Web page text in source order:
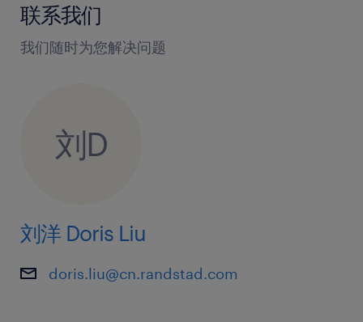
联系我们
我们随时为您解决问题
刘D
刘洋 Doris Liu
doris.liu@cn.randstad.com